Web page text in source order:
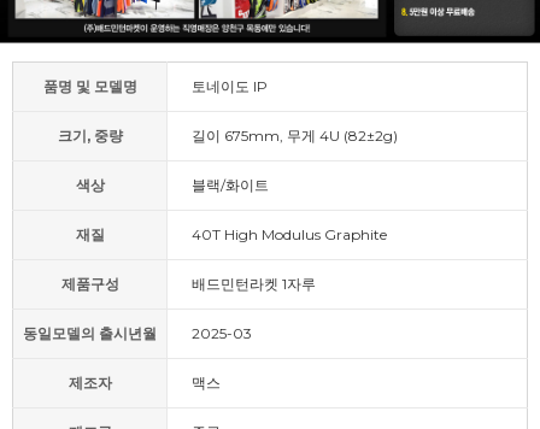
품명 및 모델명 토네이도 IP
크기, 중량 길이 675mm, 무게 4U (82±2g)
색상 블랙/화이트
재질 40T High Modulus Graphite
제품구성 배드민턴라켓 1자루
동일모델의 출시년월 2025-03
제조자 맥스